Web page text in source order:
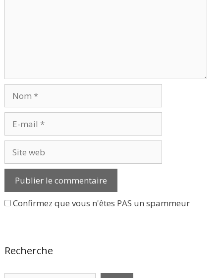
mail
web
Confirmez que vous n'êtes PAS un spammeur
Recherche